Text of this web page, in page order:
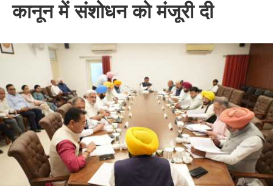
कानून में संशोधन को मंजूरी दी